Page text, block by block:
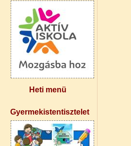
Heti menü
Gyermekistentisztelet